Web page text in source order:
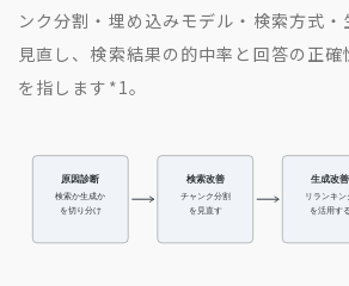
ンク分割・埋め込みモデル・検索方式
見直し、検索結果の的中率と回答の正
を指します *1 。